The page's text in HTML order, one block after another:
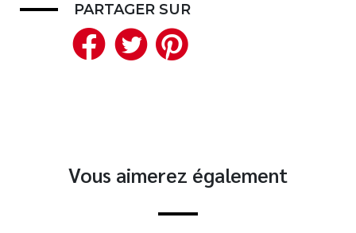
PARTAGER SUR
Facebook
Twitter
Vous aimerez également